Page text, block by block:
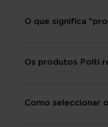
O que significa
Os produtos Polti
Como seleccionar